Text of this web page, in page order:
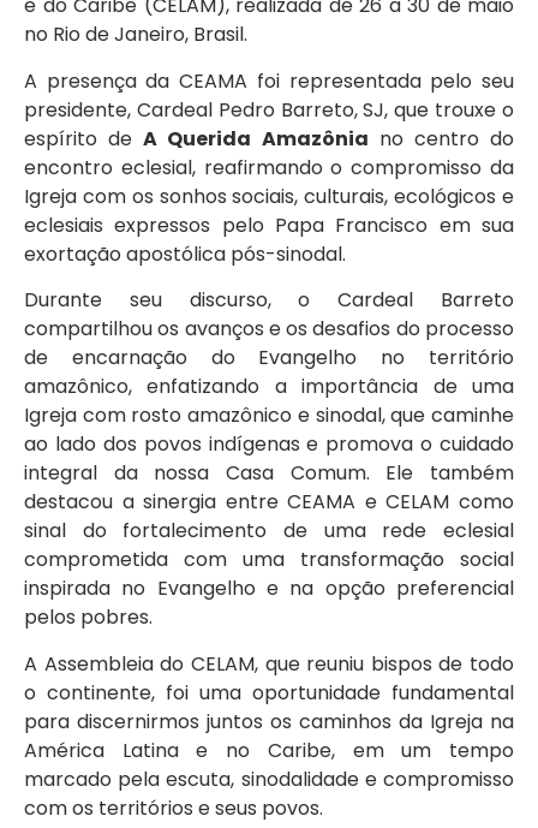
e do Caribe (CELAM), realizada de 26 a 30 de maio
no Rio de Janeiro, Brasil.
A presença da CEAMA foi representada pelo seu
presidente, Cardeal Pedro Barreto, SJ, que trouxe o
espírito deA Querida Amazônia no centro do
encontro eclesial, reafirmando o compromisso da
Igreja com os sonhos sociais, culturais, ecológicos e
eclesiais expressos pelo Papa Francisco em sua
exortação apostólica pós-sinodal.
Durante seu discurso, o Cardeal Barreto
compartilhou os avanços e os desafios do processo
de encarnação do Evangelho no território
amazônico, enfatizando a importância de uma
Igreja com rosto amazônico e sinodal, que caminhe
ao lado dos povos indígenas e promova o cuidado
integral da nossa Casa Comum. Ele também
destacou a sinergia entre CEAMA e CELAM como
sinal do fortalecimento de uma rede eclesial
comprometida com uma transformação social
inspirada no Evangelho e na opção preferencial
pelos pobres.
A Assembleia do CELAM, que reuniu bispos de todo
o continente, foi uma oportunidade fundamental
para discernirmos juntos os caminhos da Igreja na
América Latina e no Caribe, em um tempo
marcado pela escuta, sinodalidade e compromisso
com os territórios e seus povos.